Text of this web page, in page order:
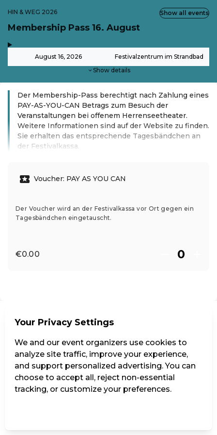
HIN & WEG 2026
Membership Pass 16. August
August 16, 2026 Festivalzentrum im Strandbad
Show details
Show all events
Der Membership-Pass berechtigt nach Zahlung eines
PAY-AS-YOU-CAN Betrags zum Besuch der
Veranstaltungen bei offenem Herrenseetheater.
Weitere Informationen sind auf der Website zu finden.
Sie erhalten das entsprechende Tagesbändchen an
der Festivalkassa.
Voucher: PAY AS YOU CAN
Der Voucher wird an der Festivalkassa vor Ort gegen ein
Tagesbändchen eingetauscht.
€0.00
Your Privacy Settings
We and our event organizers use cookies to
analyze site traffic, improve your experience,
and support personalized advertising. You can
choose to accept all, reject non-essential
tracking, or customize your preferences.